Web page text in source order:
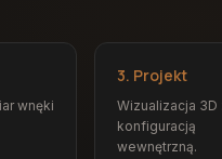
wnęki
3. Projekt
Wizualizacja 3D
konfiguracją
wewnętrzną.